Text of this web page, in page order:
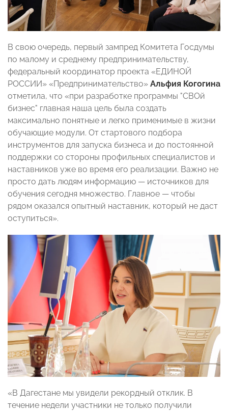
В свою очередь, первый зампред Комитета Госдумы
по малому и среднему предпринимательству,
федеральный координатор проекта «ЕДИНОЙ
РОССИИ» «Предпринимательство» Альфия Когогина
отметила, что «при разработке программы "СВОй
бизнес" главная наша цель была создать
максимально понятные и легко применимые в жизни
обучающие модули. От стартового подбора
инструментов для запуска бизнеса и до постоянной
поддержки со стороны профильных специалистов и
наставников уже во время его реализации. Важно не
просто дать людям информацию — источников для
обучения сегодня множество. Главное — чтобы
рядом оказался опытный наставник, который не даст
оступиться».
«В Дагестане мы увидели рекордный отклик. В
течение недели участники не только получили